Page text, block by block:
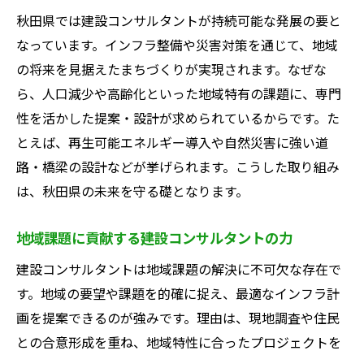
役割
キャリアアップを目指すなら建設コンサルタン
トが有利
建設コンサルタントで実現するキャリアア
ップ戦略
資格取得が建設コンサルタントの成長を後
押し
魅力
建設コンサルタントの転職で広がる可能性
キャリアアップに役立つ建設コンサルタン
トの道
建設コンサルタントで目指す理想のキャリ
秋田県では建設コンサルタントが持続可能な発展の要と
なっています。インフラ整備や災害対策を通じて、地域
の将来を見据えたまちづくりが実現されます。なぜな
ら、人口減少や高齢化といった地域特有の課題に、専門
性を活かした提案・設計が求められているからです。た
とえば、再生可能エネルギー導入や自然災害に強い道
路・橋梁の設計などが挙げられます。こうした取り組み
は、秋田県の未来を守る礎となります。
地域課題に貢献する建設コンサルタントの力
建設コンサルタントは地域課題の解決に不可欠な存在で
す。地域の要望や課題を的確に捉え、最適なインフラ計
画を提案できるのが強みです。理由は、現地調査や住民
との合意形成を重ね、地域特性に合ったプロジェクトを